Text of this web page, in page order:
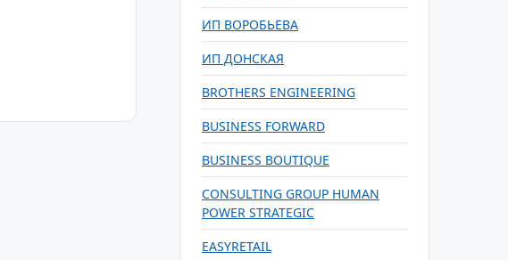
ИП ВОРОБЬЕВА
ИП ДОНСКАЯ
BROTHERS ENGINEERING
BUSINESS FORWARD
BUSINESS BOUTIQUE
CONSULTING GROUP HUMAN
POWER STRATEGIC
EASYRETAIL